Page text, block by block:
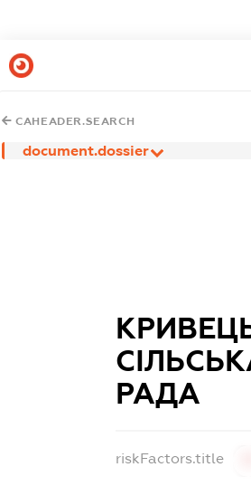
CAHEADER.SEARCH
document.dossier
РАДА
riskFactors.title